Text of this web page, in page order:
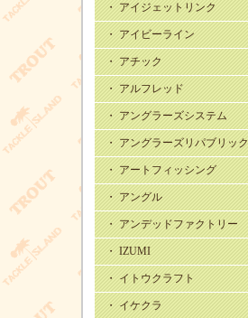
・ アイジェットリンク
・ アイビーライン
・ アチック
・ アルフレッド
・ アングラーズシステム
・ アングラーズリパブリック
・ アートフィッシング
・ アングル
・ アンデッドファクトリー
・ IZUMI
・ イトウクラフト
・ イケクラ